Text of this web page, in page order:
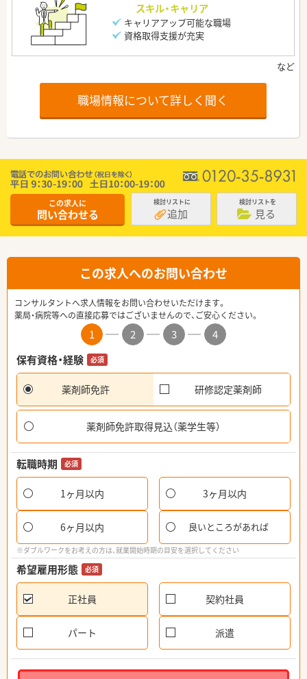
スキル・キャリア
キャリアアップ可能な職場
資格取得支援が充実
職場情報について詳しく聞く
この求人に
問い合わせる
検討リストに
追加
検討リストを
見る
この求人へのお問い合わせ
コンサルタントへ求人情報をお問い合わせいただけます。
薬局・病院等への直接応募ではございませんので、ご安心ください。
1 2 3
4
保有資格・経験
必須
薬剤師免許 研修認定薬剤師
薬剤師免許取得見込（薬学生等）
転職時期 必須
1ヶ月以内 3ヶ月以内
6ヶ月以内 良いところがあれば
※ダブルワークをお考えの方は、就業開始時期の目安を選択してください
希望雇用形態 必須
正社員 契約社員
パート 派遣